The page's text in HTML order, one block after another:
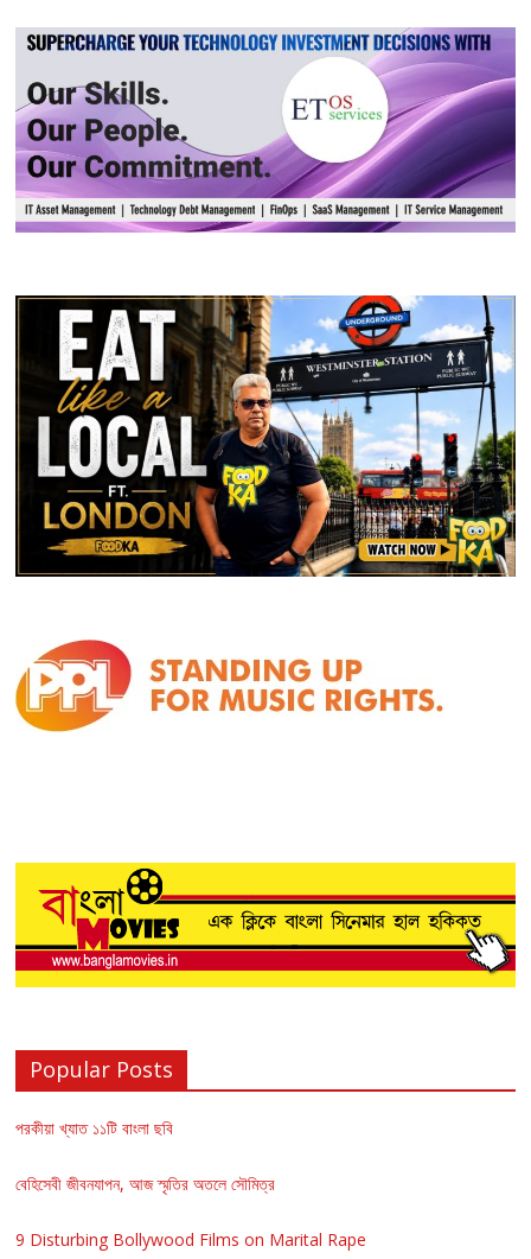
Popular Posts
পরকীয়া খ্যাত ১১টি বাংলা ছবি
বেহিসেবী জীবনযাপন, আজ স্মৃতির অতলে সৌমিত্র
9 Disturbing Bollywood Films on Marital Rape